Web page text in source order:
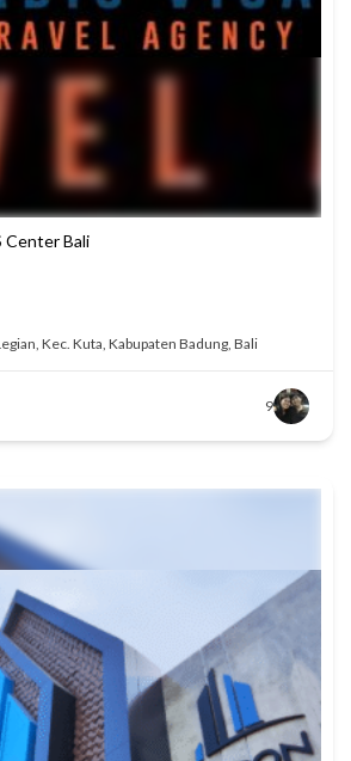
Center Bali
Kec. Kuta, Kabupaten Badung, Bali
9